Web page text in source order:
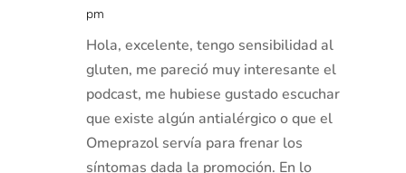
pm
Hola, excelente, tengo sensibilidad al
gluten, me pareció muy interesante el
podcast, me hubiese gustado escuchar
que existe algún antialérgico o que el
Omeprazol servía para frenar los
síntomas dada la promoción. En lo